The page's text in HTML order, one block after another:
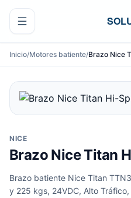
Ir al contenido
Inicio/Motores batiente/Brazo Nice
NICE
Brazo Nice Titan
Brazo batiente Nice Titan
y 225 kgs, 24VDC, Alto